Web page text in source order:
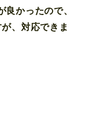
良かったので、
、対応できま